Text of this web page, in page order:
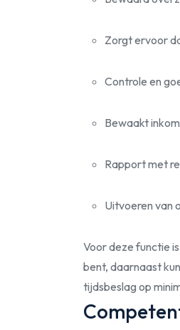
Zorgt ervoor
Controle en
Bewaakt
Rapport met
Uitvoeren van
Voor deze functie
bent, daarnaast
tijdsbeslag op